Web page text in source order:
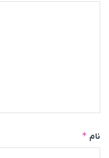
نام *